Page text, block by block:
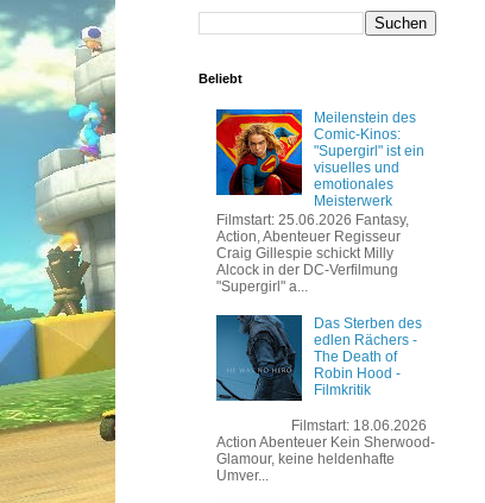
Beliebt
Meilenstein des
Comic-Kinos:
"Supergirl" ist ein
visuelles und
emotionales
Meisterwerk
Filmstart: 25.06.2026 Fantasy,
Action, Abenteuer Regisseur
Craig Gillespie schickt Milly
Alcock in der DC-Verfilmung
"Supergirl" a...
Das Sterben des
edlen Rächers -
The Death of
Robin Hood -
Filmkritik
Filmstart: 18.06.2026
Action Abenteuer Kein Sherwood-
Glamour, keine heldenhafte
Umver...